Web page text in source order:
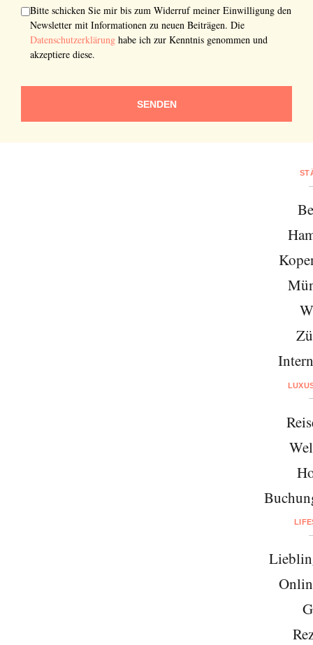
Bitte schicken Sie mir bis zum Widerruf meiner Einwilligung den
Newsletter mit Informationen zu neuen Beiträgen. Die
Datenschutzerklärung habe ich zur Kenntnis genommen und
akzeptiere diese.
SENDEN